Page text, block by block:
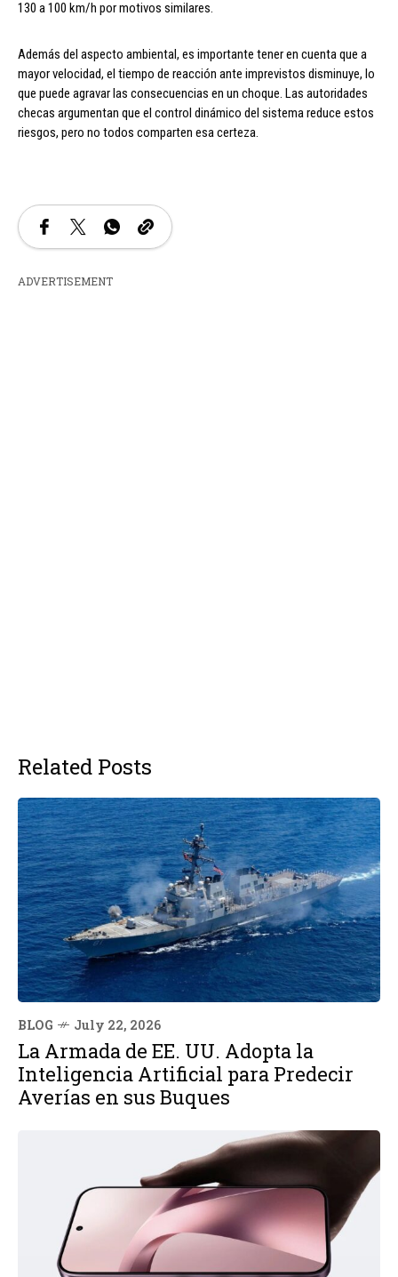
130 a 100 km/h por motivos similares.
Además del aspecto ambiental, es importante tener en cuenta que a
mayor velocidad, el tiempo de reacción ante imprevistos disminuye, lo
que puede agravar las consecuencias en un choque. Las autoridades
checas argumentan que el control dinámico del sistema reduce estos
riesgos, pero no todos comparten esa certeza.
ADVERTISEMENT
Related Posts
BLOG July 22, 2026
La Armada de EE. UU. Adopta la
Inteligencia Artificial para Predecir
Averías en sus Buques